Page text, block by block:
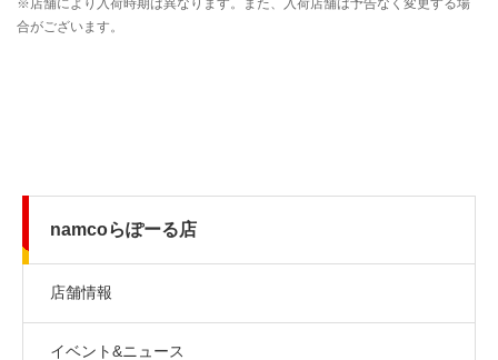
namcoらぽーる店
店舗情報
イベント&ニュース